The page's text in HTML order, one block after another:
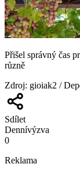
Přišel správný čas
různě
Zdroj: gioiak2 /
Sdílet
Dennívýzva
0
Reklama